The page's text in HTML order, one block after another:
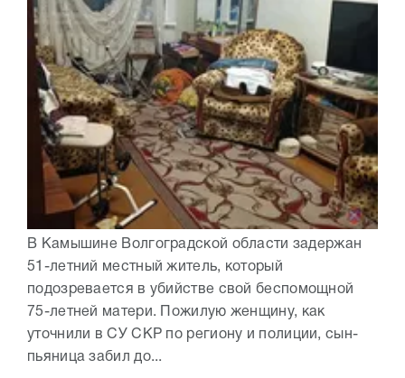
В Камышине Волгоградской области задержан
51-летний местный житель, который
подозревается в убийстве свой беспомощной
75-летней матери. Пожилую женщину, как
уточнили в СУ СКР по региону и полиции, сын-
пьяница забил до...